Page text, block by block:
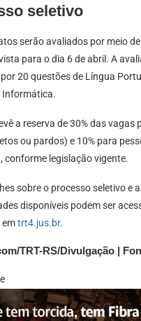
seletivo
serão avaliados por meio
para o dia 6 de abril. A
20 questões de Língua
Informática.
a reserva de 30% das vagas
ou pardos) e 10% para
conforme legislação vigente.
sobre o processo seletivo e
disponíveis podem ser
emtrt4.jus.br.
TRT-RS/Divulgação |